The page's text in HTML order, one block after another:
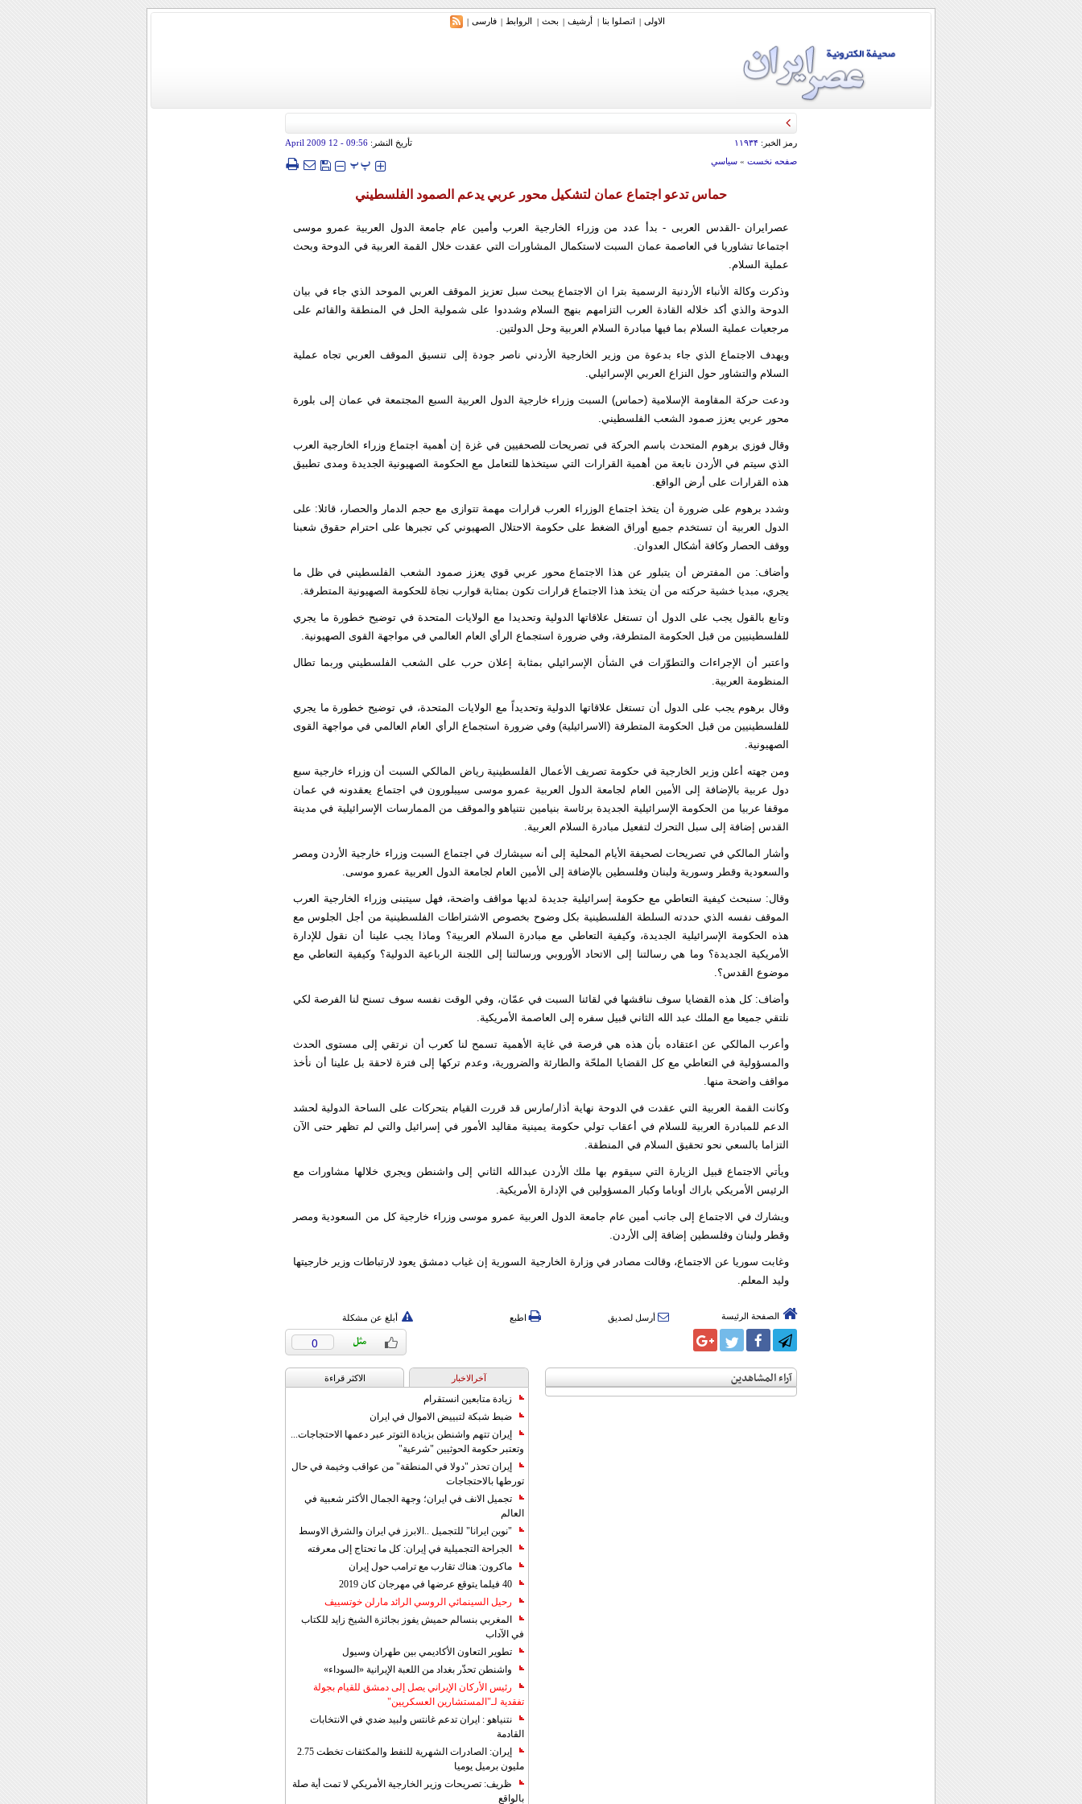
الاولی | اتصلوا بنا | أرشیف | بحث | الروابط | فارسی |
رمز الخبر: ۱۱۹۳۴ تأريخ النشر:09:56
- 12 April 2009
صفحه نخست» سياسي ‍‍‍ پپ
حماس تدعو اجتماع عمان لتشكيل محور عربي يدعم الصمود الفلسطيني
عصرایران -القدس العربی - بدأ عدد من وزراء الخارجية العرب وأمين عام جامعة الدول العربية عمرو موسى
اجتماعا تشاوريا في العاصمة عمان السبت لاستكمال المشاورات التي عقدت خلال القمة العربية في الدوحة وبحث
عملية السلام.
وذكرت وكالة الأنباء الأردنية الرسمية بترا ان الاجتماع يبحث سبل تعزيز الموقف العربي الموحد الذي جاء في بيان
الدوحة والذي أكد خلاله القادة العرب التزامهم بنهج السلام وشددوا على شمولية الحل في المنطقة والقائم على
مرجعيات عملية السلام بما فيها مبادرة السلام العربية وحل الدولتين.
ويهدف الاجتماع الذي جاء بدعوة من وزير الخارجية الأردني ناصر جودة إلى تنسيق الموقف العربي تجاه عملية
السلام والتشاور حول النزاع العربي الإسرائيلي.
ودعت حركة المقاومة الإسلامية (حماس) السبت وزراء خارجية الدول العربية السبع المجتمعة في عمان إلى بلورة
محور عربي يعزز صمود الشعب الفلسطيني.
وقال فوزي برهوم المتحدث باسم الحركة في تصريحات للصحفيين في غزة إن أهمية اجتماع وزراء الخارجية العرب
الذي سيتم في الأردن نابعة من أهمية القرارات التي سيتخذها للتعامل مع الحكومة الصهيونية الجديدة ومدى تطبيق
هذه القرارات على أرض الواقع.
وشدد برهوم على ضرورة أن يتخذ اجتماع الوزراء العرب قرارات مهمة تتوازى مع حجم الدمار والحصار، قائلا: على
الدول العربية أن تستخدم جميع أوراق الضغط على حكومة الاحتلال الصهيوني كي تجبرها على احترام حقوق شعبنا
ووقف الحصار وكافة أشكال العدوان.
وأضاف: من المفترض أن يتبلور عن هذا الاجتماع محور عربي قوي يعزز صمود الشعب الفلسطيني في ظل ما
يجري، مبديا خشية حركته من أن يتخذ هذا الاجتماع قرارات تكون بمثابة قوارب نجاة للحكومة الصهيونية المتطرفة.
وتابع بالقول يجب على الدول أن تستغل علاقاتها الدولية وتحديدا مع الولايات المتحدة في توضيح خطورة ما يجري
للفلسطينيين من قبل الحكومة المتطرفة، وفي ضرورة استجماع الرأي العام العالمي في مواجهة القوى الصهيونية.
واعتبر أن الإجراءات والتطوّرات في الشأن الإسرائيلي بمثابة إعلان حرب على الشعب الفلسطيني وربما تطال
المنظومة العربية.
وقال برهوم يجب على الدول أن تستغل علاقاتها الدولية وتحديداً مع الولايات المتحدة، في توضيح خطورة ما يجري
للفلسطينيين من قبل الحكومة المتطرفة (الاسرائيلية) وفي ضرورة استجماع الرأي العام العالمي في مواجهة القوى
الصهيونية.
ومن جهته أعلن وزير الخارجية في حكومة تصريف الأعمال الفلسطينية رياض المالكي السبت أن وزراء خارجية سبع
دول عربية بالإضافة إلى الأمين العام لجامعة الدول العربية عمرو موسى سيبلورون في اجتماع يعقدونه في عمان
موقفا عربيا من الحكومة الإسرائيلية الجديدة برئاسة بنيامين نتنياهو والموقف من الممارسات الإسرائيلية في مدينة
القدس إضافة إلى سبل التحرك لتفعيل مبادرة السلام العربية.
وأشار المالكي في تصريحات لصحيفة الأيام المحلية إلى أنه سيشارك في اجتماع السبت وزراء خارجية الأردن ومصر
والسعودية وقطر وسورية ولبنان وفلسطين بالإضافة إلى الأمين العام لجامعة الدول العربية عمرو موسى.
وقال: سنبحث كيفية التعاطي مع حكومة إسرائيلية جديدة لديها مواقف واضحة، فهل سيتبنى وزراء الخارجية العرب
الموقف نفسه الذي حددته السلطة الفلسطينية بكل وضوح بخصوص الاشتراطات الفلسطينية من أجل الجلوس مع
هذه الحكومة الإسرائيلية الجديدة، وكيفية التعاطي مع مبادرة السلام العربية؟ وماذا يجب علينا أن نقول للإدارة
الأمريكية الجديدة؟ وما هي رسالتنا إلى الاتحاد الأوروبي ورسالتنا إلى اللجنة الرباعية الدولية؟ وكيفية التعاطي مع
موضوع القدس؟.
وأضاف: كل هذه القضايا سوف نناقشها في لقائنا السبت في عمّان، وفي الوقت نفسه سوف تسنح لنا الفرصة لكي
نلتقي جميعا مع الملك عبد الله الثاني قبيل سفره إلى العاصمة الأمريكية.
وأعرب المالكي عن اعتقاده بأن هذه هي فرصة في غاية الأهمية تسمح لنا كعرب أن نرتقي إلى مستوى الحدث
والمسؤولية في التعاطي مع كل القضايا الملحّة والطارئة والضرورية، وعدم تركها إلى فترة لاحقة بل علينا أن نأخذ
مواقف واضحة منها.
وكانت القمة العربية التي عقدت في الدوحة نهاية أذار/مارس قد قررت القيام بتحركات على الساحة الدولية لحشد
الدعم للمبادرة العربية للسلام في أعقاب تولي حكومة يمينية مقاليد الأمور في إسرائيل والتي لم تظهر حتى الآن
التزاما بالسعي نحو تحقيق السلام في المنطقة.
ويأتي الاجتماع قبيل الزيارة التي سيقوم بها ملك الأردن عبدالله الثاني إلى واشنطن ويجري خلالها مشاورات مع
الرئيس الأمريكي باراك أوباما وكبار المسؤولين في الإدارة الأمريكية.
ويشارك في الاجتماع إلى جانب أمين عام جامعة الدول العربية عمرو موسى وزراء خارجية كل من السعودية ومصر
وقطر ولبنان وفلسطين إضافة إلى الأردن.
وغابت سوريا عن الاجتماع، وقالت مصادر في وزارة الخارجية السورية إن غياب دمشق يعود لارتباطات وزير خارجيتها
وليد المعلم.
الصفحة الرئيسة أرسل لصديق اطبع أبلغ عن مشكلة
0
آراء المشاهدين آخرالاخبار الاکثر قراءة
زيادة متابعين انستقرام
ضبط شبكة لتبييض الاموال في ايران
إيران تتهم واشنطن بزيادة التوتر عبر دعمها الاحتجاجات...
وتعتبر حكومة الحوثيين "شرعية"
إيران تحذر "دولا في المنطقة" من عواقب وخيمة في حال
تورطها بالاحتجاجات
تجميل الانف في ايران؛ وجهة الجمال الأكثر شعبية في
العالم
"نوين ايرانا" للتجميل ..الابرز في ايران والشرق الاوسط
الجراحة التجميلية في إيران: كل ما تحتاج إلى معرفته
ماكرون: هناك تقارب مع ترامب حول إيران
40 فيلما يتوقع عرضها في مهرجان كان 2019
رحيل السينمائي الروسي الرائد مارلن خوتسييف
المغربي بنسالم حميش يفوز بجائزة الشيخ زايد للكتاب
في الآداب
تطوير التعاون الأكاديمي بين طهران وسيول
واشنطن تحذّر بغداد من اللعبة الإيرانية «السوداء»
رئيس الأركان الإيراني يصل إلى دمشق للقيام بجولة
تفقدية لـ"المستشارين العسكريين"
نتنياهو : ايران تدعم غانتس ولبيد ضدي في الانتخابات
القادمة
إيران: الصادرات الشهریة للنفط والمكثفات تخطت 2.75
مليون برميل يوميا
ظريف: تصريحات وزير الخارجية الأمريكي لا تمت أية صلة
بالواقع